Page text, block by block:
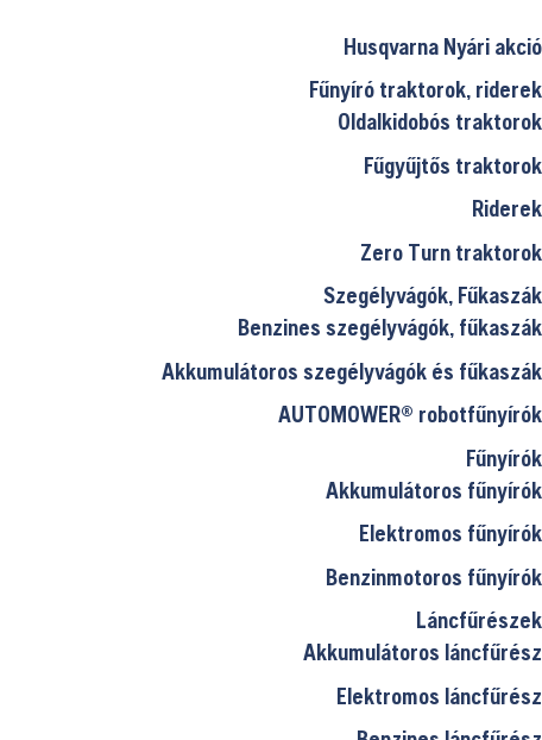
Husqvarna Nyári akció
Fűnyíró traktorok, riderek
Oldalkidobós traktorok
Fűgyűjtős traktorok
Riderek
Zero Turn traktorok
Szegélyvágók, Fűkaszák
Benzines szegélyvágók, fűkaszák
Akkumulátoros szegélyvágók és fűkaszák
AUTOMOWER® robotfűnyírók
Fűnyírók
Akkumulátoros fűnyírók
Elektromos fűnyírók
Benzinmotoros fűnyírók
Láncfűrészek
Akkumulátoros láncfűrész
Elektromos láncfűrész